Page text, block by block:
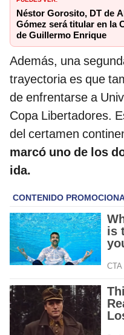
Néstor Gorosito, DT de
Gómez será titular en la
de Guillermo Enrique
Además, una
trayectoria es que
de enfrentarse a
Copa Libertadores.
del certamen
marcó uno de los
ida.